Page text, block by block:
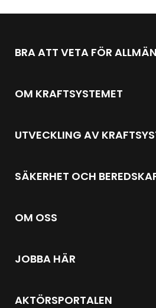
BRA ATT VETA FÖR
OM KRAFTSYSTEMET
UTVECKLING AV
SÄKERHET OCH
OM OSS
JOBBA HÄR
AKTÖRSPORTALEN